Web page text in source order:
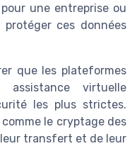
une entreprise ou
ces données
que les plateformes
virtuelle
les plus strictes.
le cryptage des
transfert et de leur